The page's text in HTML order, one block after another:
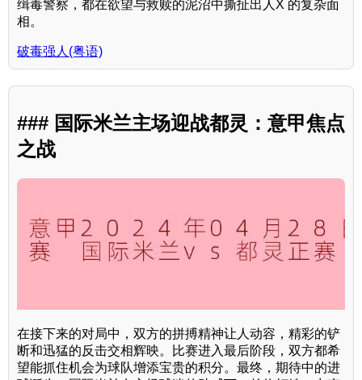
缉毒警察，都在欲望与救赎的泥沼中撕扯出人X 的复杂面
相。
破毒强人(粤语)
### 国际米兰主场迎战都灵：意甲焦点
之战
在接下来的对局中，双方的拼搏精神让人动容，精彩的铲
断和迅猛的反击交相辉映。比赛进入最后阶段，双方都希
望能抓住机会为球队增添宝贵的积分。最终，期待中的进